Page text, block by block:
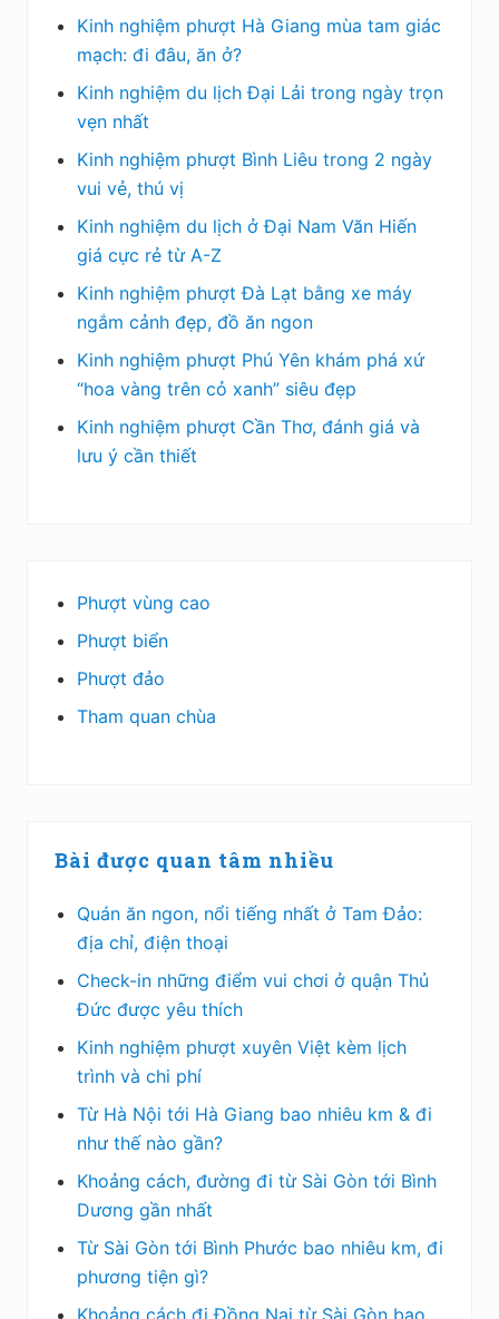
Kinh nghiệm phượt Hà Giang mùa tam giác
mạch: đi đâu, ăn ở?
Kinh nghiệm du lịch Đại Lải trong ngày trọn
vẹn nhất
Kinh nghiệm phượt Bình Liêu trong 2 ngày
vui vẻ, thú vị
Kinh nghiệm du lịch ở Đại Nam Văn Hiến
giá cực rẻ từ A-Z
Kinh nghiệm phượt Đà Lạt bằng xe máy
ngắm cảnh đẹp, đồ ăn ngon
Kinh nghiệm phượt Phú Yên khám phá xứ
“hoa vàng trên cỏ xanh” siêu đẹp
Kinh nghiệm phượt Cần Thơ, đánh giá và
lưu ý cần thiết
Phượt vùng cao
Phượt biển
Phượt đảo
Tham quan chùa
Bài được quan tâm nhiều
Quán ăn ngon, nổi tiếng nhất ở Tam Đảo:
địa chỉ, điện thoại
Check-in những điểm vui chơi ở quận Thủ
Đức được yêu thích
Kinh nghiệm phượt xuyên Việt kèm lịch
trình và chi phí
Từ Hà Nội tới Hà Giang bao nhiêu km & đi
như thế nào gần?
Khoảng cách, đường đi từ Sài Gòn tới Bình
Dương gần nhất
Từ Sài Gòn tới Bình Phước bao nhiêu km, đi
phương tiện gì?
Khoảng cách đi Đồng Nai từ Sài Gòn bao